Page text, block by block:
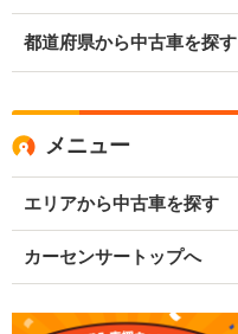
都道府県から中古車を探す
メニュー
エリアから中古車を探す
カーセンサートップへ